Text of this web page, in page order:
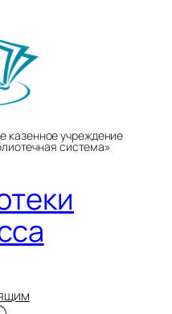
казенное учреждение
система»